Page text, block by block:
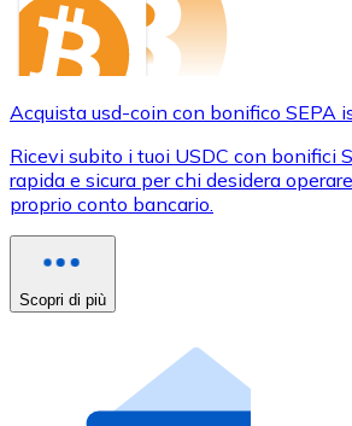
Acquista usd-coin con bonifico SEPA
Ricevi subito i tuoi USDC con bonifici
rapida e sicura per chi desidera
proprio conto bancario.
Scopri di più